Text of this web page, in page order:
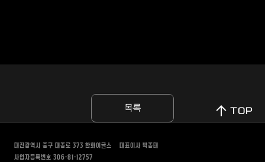
목록 TOP
대전광역시 중구 대종로 373 한화이글스
대표이사 박종태
사업자등록번호 306-81-12757